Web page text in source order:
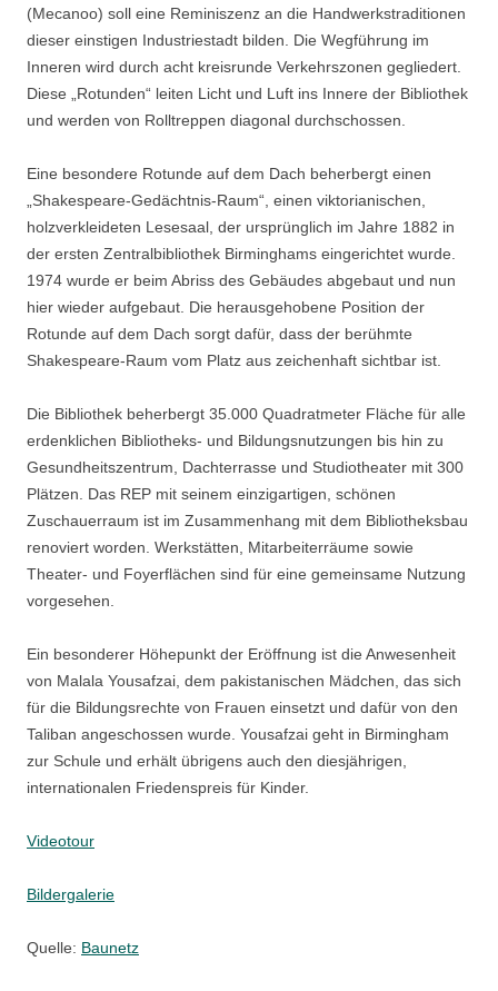
(Mecanoo) soll eine Reminiszenz an die Handwerkstraditionen
dieser einstigen Industriestadt bilden. Die Wegführung im
Inneren wird durch acht kreisrunde Verkehrszonen gegliedert.
Diese „Rotunden“ leiten Licht und Luft ins Innere der Bibliothek
und werden von Rolltreppen diagonal durchschossen.
Eine besondere Rotunde auf dem Dach beherbergt einen
„Shakespeare-Gedächtnis-Raum“, einen viktorianischen,
holzverkleideten Lesesaal, der ursprünglich im Jahre 1882 in
der ersten Zentralbibliothek Birminghams eingerichtet wurde.
1974 wurde er beim Abriss des Gebäudes abgebaut und nun
hier wieder aufgebaut. Die herausgehobene Position der
Rotunde auf dem Dach sorgt dafür, dass der berühmte
Shakespeare-Raum vom Platz aus zeichenhaft sichtbar ist.
Die Bibliothek beherbergt 35.000 Quadratmeter Fläche für alle
erdenklichen Bibliotheks- und Bildungsnutzungen bis hin zu
Gesundheitszentrum, Dachterrasse und Studiotheater mit 300
Plätzen. Das REP mit seinem einzigartigen, schönen
Zuschauerraum ist im Zusammenhang mit dem Bibliotheksbau
renoviert worden. Werkstätten, Mitarbeiterräume sowie
Theater- und Foyerflächen sind für eine gemeinsame Nutzung
vorgesehen.
Ein besonderer Höhepunkt der Eröffnung ist die Anwesenheit
von Malala Yousafzai, dem pakistanischen Mädchen, das sich
für die Bildungsrechte von Frauen einsetzt und dafür von den
Taliban angeschossen wurde. Yousafzai geht in Birmingham
zur Schule und erhält übrigens auch den diesjährigen,
internationalen Friedenspreis für Kinder.
Videotour
Bildergalerie
Quelle: Baunetz